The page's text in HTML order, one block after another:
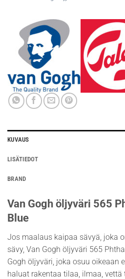
KUVAUS
LISÄTIEDOT
BRAND
Van Gogh öljyväri 565
Blue
Jos maalaus kaipaa sävyä, joka
sävy, Van Gogh öljyväri 565
Gogh öljyväri, joka osuu oikeaan
haluat rakentaa tilaa, ilmaa,